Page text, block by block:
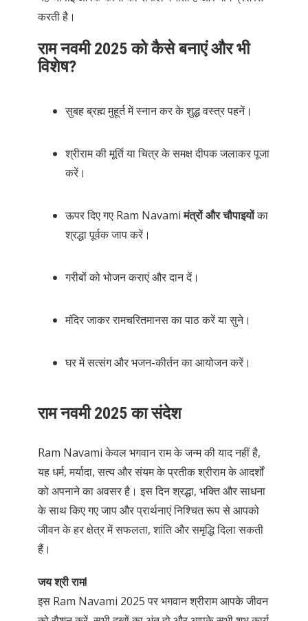
करती है।
राम नवमी 2025 को कैसे बनाएं और भी
विशेष?
सुबह ब्रह्म मुहूर्त में स्नान कर के शुद्ध वस्त्र पहनें।
श्रीराम की मूर्ति या चित्र के समक्ष दीपक जलाकर पूजा
करें।
ऊपर दिए गए Ram Navamiमंत्रों और चौपाइयोंका
श्रद्धा पूर्वक जाप करें।
गरीबों को भोजन कराएं और दान दें।
मंदिर जाकर रामचरितमानस का पाठ करें या सुने।
घर में सत्संग और भजन-कीर्तन का आयोजन करें।
राम नवमी 2025 का संदेश
Ram Navami केवल भगवान राम के जन्म की याद नहीं है,
यह धर्म, मर्यादा, सत्य और संयम के प्रतीक श्रीराम के आदर्शों
को अपनाने का अवसर है। इस दिन श्रद्धा, भक्ति और साधना
के साथ किए गए जाप और प्रार्थनाएं निश्चित रूप से आपको
जीवन के हर क्षेत्र में सफलता, शांति और समृद्धि दिला सकती
हैं।
जय श्री राम!
इस Ram Navami 2025 पर भगवान श्रीराम आपके जीवन